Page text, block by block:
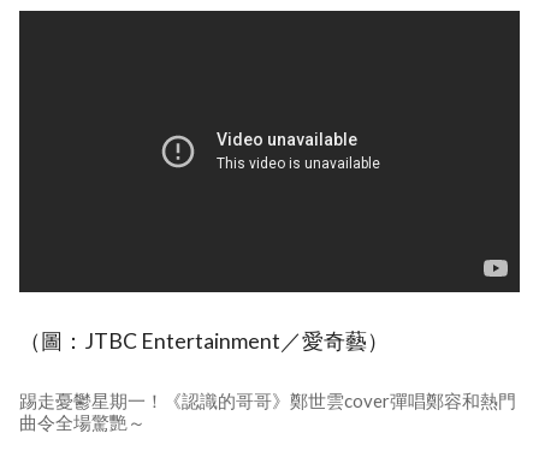
（圖：JTBC Entertainment／愛奇藝）
踢走憂鬱星期一！《認識的哥哥》鄭世雲cover彈唱鄭容和熱門
曲令全場驚艷～